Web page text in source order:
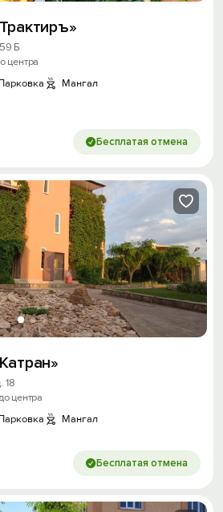
Б
центра
Мангал
Бесплатая отмена
18
центра
Мангал
Бесплатая отмена